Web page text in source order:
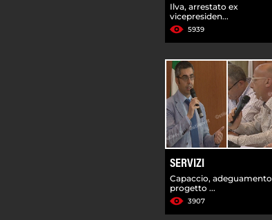
Ilva, arrestato ex
vicepresiden...
5939
SERVIZI
Capaccio, adeguamento
progetto ...
3907